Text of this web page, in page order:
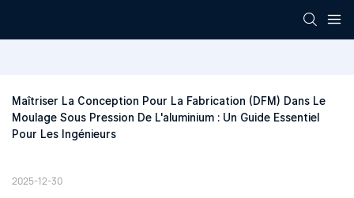
Maîtriser La Conception Pour La Fabrication (DFM) Dans Le
Moulage Sous Pression De L'aluminium : Un Guide Essentiel
Pour Les Ingénieurs
2025-12-30